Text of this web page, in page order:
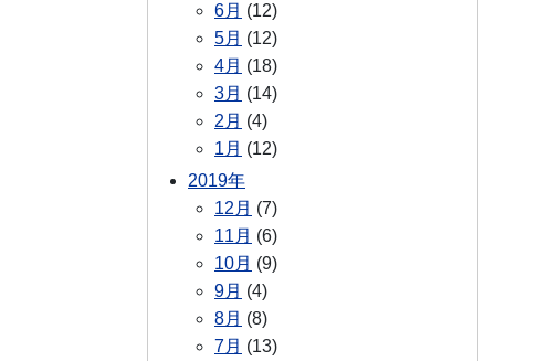
6月 (12)
5月 (12)
4月 (18)
3月 (14)
2月 (4)
1月 (12)
2019年
12月 (7)
11月 (6)
10月 (9)
9月 (4)
8月 (8)
7月 (13)